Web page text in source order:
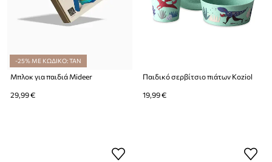
-25% ΜΕ ΚΩΔΙΚΟ: TAN
Μπλοκ για παιδιά Mideer
29,99 €
Παιδικό σερβίτσιο πιάτων Koziol
19,99 €